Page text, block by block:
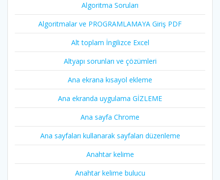
Algoritma Soruları
Algoritmalar ve PROGRAMLAMAYA Giriş PDF
Alt toplam İngilizce Excel
Altyapı sorunları ve çözümleri
Ana ekrana kısayol ekleme
Ana ekranda uygulama GİZLEME
Ana sayfa Chrome
Ana sayfaları kullanarak sayfaları düzenleme
Anahtar kelime
Anahtar kelime bulucu